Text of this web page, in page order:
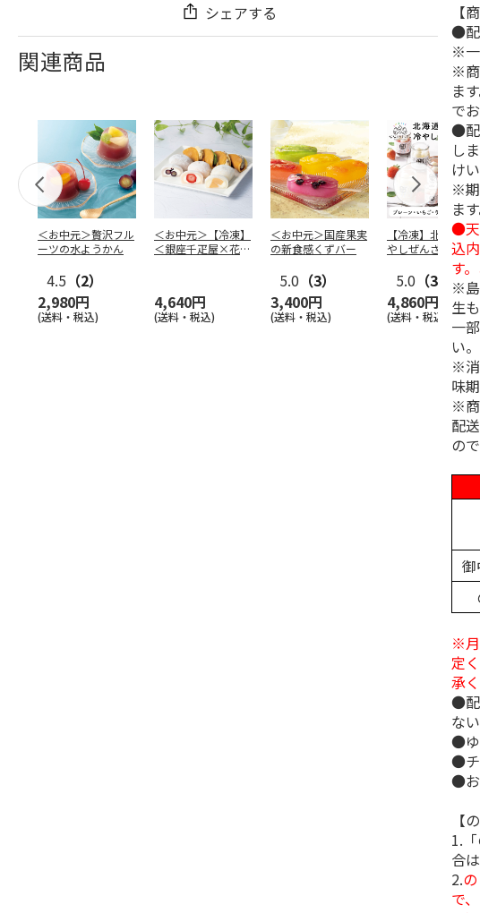
シェアする
関連商品
＜お中元＞贅沢フル
ーツの水ようかん
4.5 （2）
2,980円
(送料・税込)
＜お中元＞【冷凍】
＜銀座千疋屋×花園
4,640円
(送料・税込)
＜お中元＞国産果実
の新食感くずバー
5.0 （3）
3,400円
(送料・税込)
【冷凍】北海道 冷
やしぜんざい 3種6
5.0 （3）
4,860円
(送料・税込)
【
●配
※一
※商
ま
で
●配
し
け
※期
ま
●天
込
す
※島
生
一
い。
※消
味
※商
配
の
御
※月
定
承
●配
な
●ゆ
●チ
●お
【
1.
合
2.
で